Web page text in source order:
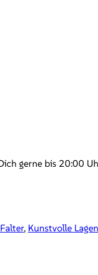
gerne bis 20:00
, Kunstvolle Lagen